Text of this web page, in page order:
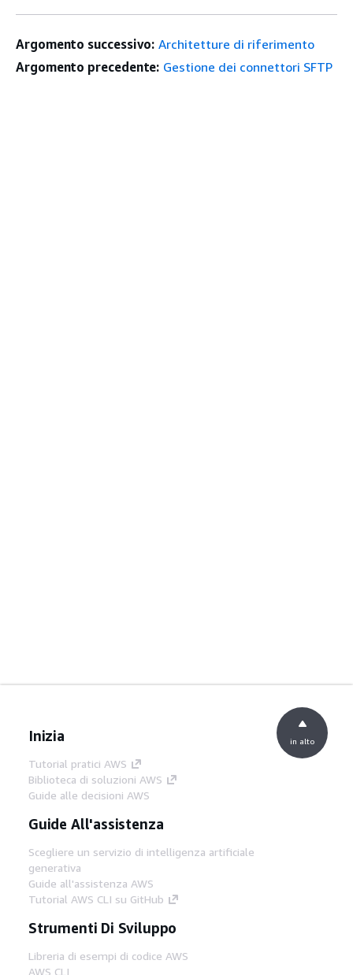
Argomento successivo: Architetture di riferimento
Argomento precedente: Gestione dei connettori SFTP
Inizia
Tutorial pratici AWS
Biblioteca di soluzioni AWS
Guide alle decisioni AWS
Guide All'assistenza
Scegliere un servizio di intelligenza artificiale
generativa
Guide all'assistenza AWS
Tutorial AWS CLI su GitHub
Strumenti Di Sviluppo
Libreria di esempi di codice AWS
AWS CLI
in alto